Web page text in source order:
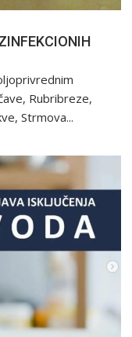
Rubribreze,
Strmova...